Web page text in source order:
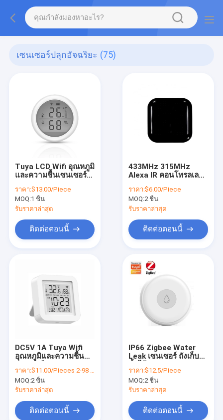
เซนเซอร์ปลุกอัจฉริยะ (75)
Tuya LCD Wifi อุณหภูมิ
และความชื้นเซนเซอร์
Google Assistant
ราคา:$13.00/Piece
MOQ:1 ชิ้น
รับราคาล่าสุด
ติดต่อตอนนี้
433MHz 315MHz
Alexa IR คอนโทรลเลอร์
รีโมทคอนโทรล
ราคา:$6.00/Piece
MOQ:2 ชิ้น
รับราคาล่าสุด
ติดต่อตอนนี้
DC5V 1A Tuya Wifi
อุณหภูมิและความชื้น
Sensor
ราคา:$11.00/Pieces 2-98 Pieces
MOQ:2 ชิ้น
รับราคาล่าสุด
ติดต่อตอนนี้
IP66 Zigbee Water
Leak เซนเซอร์ ถังเก็บ
Alarm
ราคา:$12.5/Piece
MOQ:2 ชิ้น
รับราคาล่าสุด
ติดต่อตอนนี้